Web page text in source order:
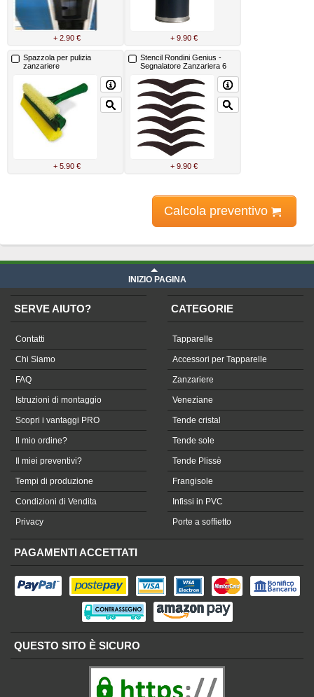
+ 2.90 € + 9.90 €
Spazzola per pulizia
zanzariere
+ 5.90 €
Stencil Rondini Genius -
Segnalatore Zanzariera 6
+ 9.90 €
Calcola preventivo
INIZIO PAGINA
SERVE AIUTO?
Contatti
Chi Siamo
FAQ
Istruzioni di montaggio
Scopri i vantaggi PRO
Il mio ordine?
Il miei preventivi?
Tempi di produzione
Condizioni di Vendita
Privacy
CATEGORIE
Tapparelle
Accessori per Tapparelle
Zanzariere
Veneziane
Tende cristal
Tende sole
Tende Plissè
Frangisole
Infissi in PVC
Porte a soffietto
PAGAMENTI ACCETTATI
QUESTO SITO È SICURO